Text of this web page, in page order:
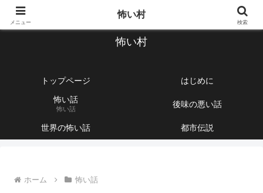
【1760話以上】怖い話と不思議な話を集めて紹介するサイト
怖い村
トップページ
はじめに
怖い話
怖い話 後味の悪い話
世界の怖い話 都市伝説
ホーム 怖い話
メニュー
怖い村
検索